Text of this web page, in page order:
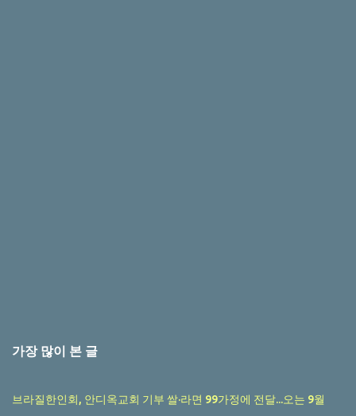
가장 많이 본 글
브라질한인회, 안디옥교회 기부 쌀·라면 99가정에 전달...오는 9월